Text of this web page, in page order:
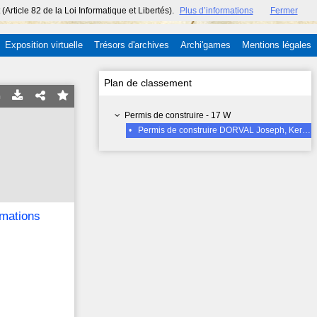
82 de la Loi Informatique et Libertés). Plus d’informations Fermer
Exposition virtuelle Trésors d'archives Archi'games Mentions légales
Plan de classement
Permis de construire - 17 W
•
Permis de construire DORVAL Joseph, Kerlédan, Kerfeunteun (transformations d'habitation), N° de PC : 68147 CN accordé le 17-02-1964